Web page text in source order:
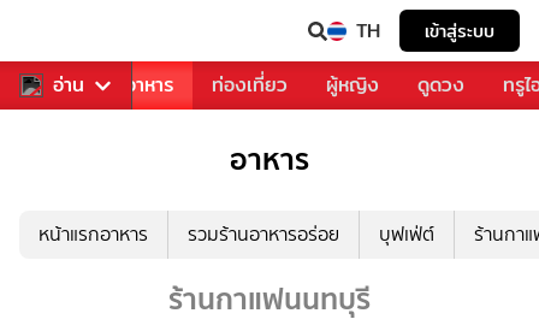
TH เข้าสู่ระบบ
อ่าน
การเพลง อาหาร ท่องเที่ยว ผู้หญิง ดูดวง ทรู
อาหาร
หน้าแรกอาหาร รวมร้านอาหารอร่อย บุฟเฟ่ต์ ร้านกา
ร้านกาแฟนนทบุรี